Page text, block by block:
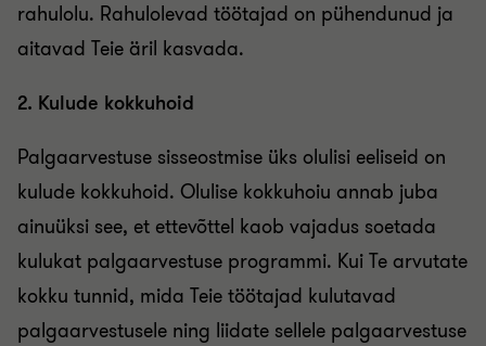
rahulolu. Rahulolevad töötajad on pühendunud ja
aitavad Teie äril kasvada.
2. Kulude kokkuhoid
Palgaarvestuse sisseostmise üks olulisi eeliseid on
kulude kokkuhoid. Olulise kokkuhoiu annab juba
ainuüksi see, et ettevõttel kaob vajadus soetada
kulukat palgaarvestuse programmi. Kui Te arvutate
kokku tunnid, mida Teie töötajad kulutavad
palgaarvestusele ning liidate sellele palgaarvestuse